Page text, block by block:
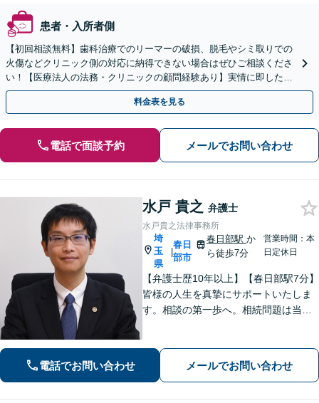
患者・入所者側
【初回相談無料】歯科治療でのリーマーの破損、脱毛やシミ取りでの
火傷などクリニック側の対応に納得できない場合はぜひご相談くださ
い！【医療法人の法務・クリニックの顧問経験あり】実情に即したア
ドバイスで、納得のできるトラブルの解決を目指します。
料金表を見る
電話で面談予約 メールでお問い合わせ
水戸 貴之 弁護士
水戸貴之法律事務所
埼
玉
県
|
春日
部市
春日部駅か
ら徒歩7分
営業時間：本
日定休日
【弁護士歴10年以上】【春日部駅7分】
皆様の人生を真摯にサポートいたしま
す。相談の第一歩へ。相続問題は当事
の取り扱い経験があります。【当日・
土日祝日・夜間・応相談対応可能】
電話でお問い合わせ メールでお問い合わせ